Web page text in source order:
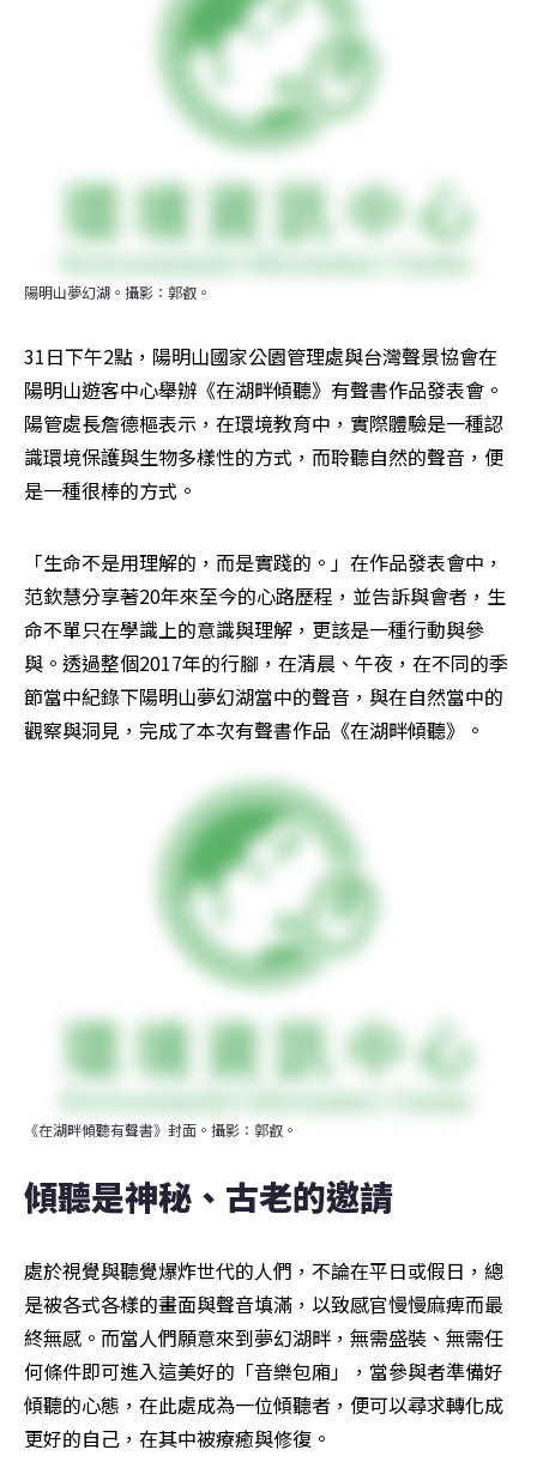
陽明山夢幻湖。攝影：郭叡。
31日下午2點，陽明山國家公園管理處與台灣聲景協會在
陽明山遊客中心舉辦《在湖畔傾聽》有聲書作品發表會。
陽管處長詹德樞表示，在環境教育中，實際體驗是一種認
識環境保護與生物多樣性的方式，而聆聽自然的聲音，便
是一種很棒的方式。
「生命不是用理解的，而是實踐的。」在作品發表會中，
范欽慧分享著20年來至今的心路歷程，並告訴與會者，生
命不單只在學識上的意識與理解，更該是一種行動與參
與。透過整個2017年的行腳，在清晨、午夜，在不同的季
節當中紀錄下陽明山夢幻湖當中的聲音，與在自然當中的
觀察與洞見，完成了本次有聲書作品《在湖畔傾聽》。
《在湖畔傾聽有聲書》封面。攝影：郭叡。
傾聽是神秘、古老的邀請
處於視覺與聽覺爆炸世代的人們，不論在平日或假日，總
是被各式各樣的畫面與聲音填滿，以致感官慢慢麻痺而最
終無感。而當人們願意來到夢幻湖畔，無需盛裝、無需任
何條件即可進入這美好的「音樂包廂」，當參與者準備好
傾聽的心態，在此處成為一位傾聽者，便可以尋求轉化成
更好的自己，在其中被療癒與修復。